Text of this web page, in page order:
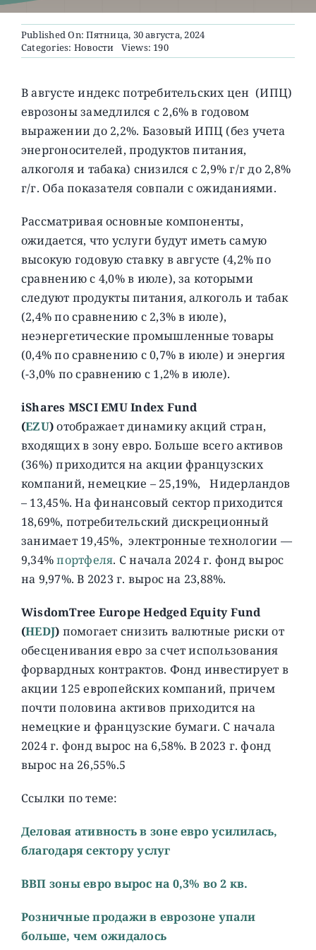
О ПРОЕКТЕ
Published On: Пятница, 30 августа, 2024
Categories: Новости Views: 190
В августе индекс потребительских цен (ИПЦ)
еврозоны замедлился с 2,6% в годовом
выражении до 2,2%. Базовый ИПЦ (без учета
энергоносителей, продуктов питания,
алкоголя и табака) снизился с 2,9% г/г до 2,8%
г/г. Оба показателя совпали с ожиданиями.
Рассматривая основные компоненты,
ожидается, что услуги будут иметь самую
высокую годовую ставку в августе (4,2% по
сравнению с 4,0% в июле), за которыми
следуют продукты питания, алкоголь и табак
(2,4% по сравнению с 2,3% в июле),
неэнергетические промышленные товары
(0,4% по сравнению с 0,7% в июле) и энергия
(-3,0% по сравнению с 1,2% в июле).
iShares MSCI EMU Index Fund
(EZU)отображает динамику акций стран,
входящих в зону евро. Больше всего активов
(36%) приходится на акции французских
компаний, немецкие – 25,19%, Нидерландов
– 13,45%. На финансовый сектор приходится
18,69%, потребительский дискреционный
занимает 19,45%, электронные технологии —
9,34%портфеля. C начала 2024 г. фонд вырос
на 9,97%. В 2023 г. вырос на 23,88%.
WisdomTree Europe Hedged Equity Fund
(HEDJ) помогает снизить валютные риски от
обесценивания евро за счет использования
форвардных контрактов. Фонд инвестирует в
акции 125 европейских компаний, причем
почти половина активов приходится на
немецкие и французские бумаги. C начала
2024 г. фонд вырос на 6,58%. В 2023 г. фонд
вырос на 26,55%.5
Ссылки по теме:
Деловая ативность в зоне евро усилилась,
благодаря сектору услуг
ВВП зоны евро вырос на 0,3% во 2 кв.
Розничные продажи в еврозоне упали
больше, чем ожидалось